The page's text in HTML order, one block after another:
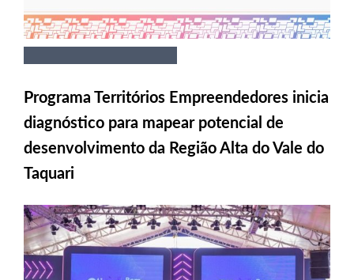
Programa Territórios Empreendedores inicia
diagnóstico para mapear potencial de
desenvolvimento da Região Alta do Vale do
Taquari